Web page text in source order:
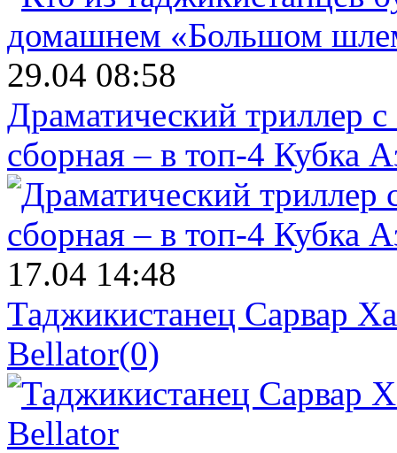
29.04 08:58
Драматический триллер
сборная – в топ-4 Кубка
17.04 14:48
Таджикистанец Сарвар
Bellator(0)